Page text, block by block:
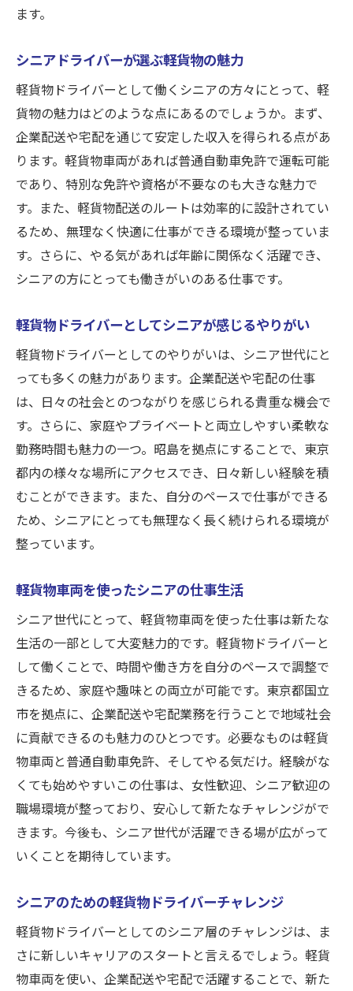
ます。
シニアドライバーが選ぶ軽貨物の魅力
軽貨物ドライバーとして働くシニアの方々にとって、軽
貨物の魅力はどのような点にあるのでしょうか。まず、
企業配送や宅配を通じて安定した収入を得られる点があ
ります。軽貨物車両があれば普通自動車免許で運転可能
であり、特別な免許や資格が不要なのも大きな魅力で
す。また、軽貨物配送のルートは効率的に設計されてい
るため、無理なく快適に仕事ができる環境が整っていま
す。さらに、やる気があれば年齢に関係なく活躍でき、
シニアの方にとっても働きがいのある仕事です。
軽貨物ドライバーとしてシニアが感じるやりがい
軽貨物ドライバーとしてのやりがいは、シニア世代にと
っても多くの魅力があります。企業配送や宅配の仕事
は、日々の社会とのつながりを感じられる貴重な機会で
す。さらに、家庭やプライベートと両立しやすい柔軟な
勤務時間も魅力の一つ。昭島を拠点にすることで、東京
都内の様々な場所にアクセスでき、日々新しい経験を積
むことができます。また、自分のペースで仕事ができる
ため、シニアにとっても無理なく長く続けられる環境が
整っています。
軽貨物車両を使ったシニアの仕事生活
シニア世代にとって、軽貨物車両を使った仕事は新たな
生活の一部として大変魅力的です。軽貨物ドライバーと
して働くことで、時間や働き方を自分のペースで調整で
きるため、家庭や趣味との両立が可能です。東京都国立
市を拠点に、企業配送や宅配業務を行うことで地域社会
に貢献できるのも魅力のひとつです。必要なものは軽貨
物車両と普通自動車免許、そしてやる気だけ。経験がな
くても始めやすいこの仕事は、女性歓迎、シニア歓迎の
職場環境が整っており、安心して新たなチャレンジがで
きます。今後も、シニア世代が活躍できる場が広がって
いくことを期待しています。
シニアのための軽貨物ドライバーチャレンジ
軽貨物ドライバーとしてのシニア層のチャレンジは、ま
さに新しいキャリアのスタートと言えるでしょう。軽貨
物車両を使い、企業配送や宅配で活躍することで、新た